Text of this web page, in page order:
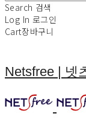
Search 검색
Log In 로그인
Cart장바구니
Netsfree | 넷